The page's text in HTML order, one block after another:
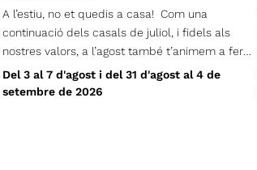
A l’estiu, no et quedis a casa! Com una
continuació dels casals de juliol, i fidels als
nostres valors, a l’agost també t’animem a fer
casals! Des del Centre Excursionista,
continuem aquesta proposta perquè donem
Del 3 al 7 d'agost i del 31 d'agost al 4 de
setembre de 2026